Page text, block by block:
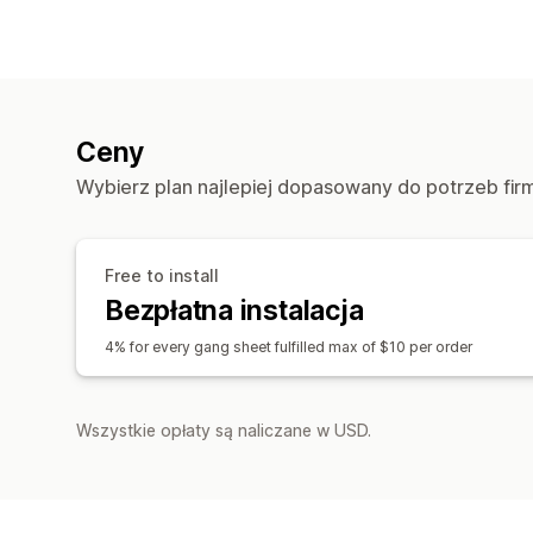
Ceny
Wybierz plan najlepiej dopasowany do potrzeb
Free to install
Bezpłatna instalacja
4% for every gang sheet fulfilled max of $10 per order
Wszystkie opłaty są naliczane w USD.